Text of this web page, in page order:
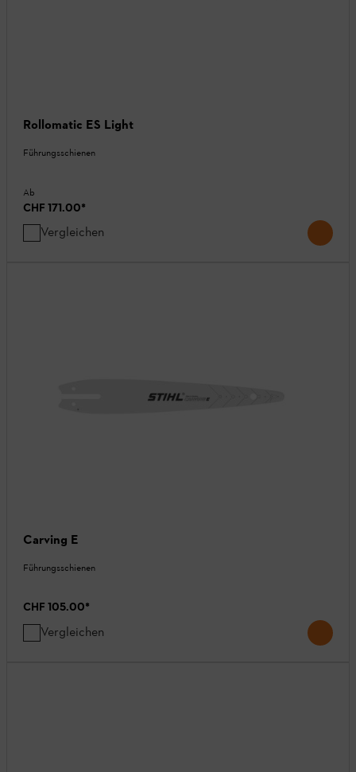
Rollomatic ES Light
Führungsschienen
Ab
CHF 171.00*
Vergleichen
Carving E
Führungsschienen
CHF 105.00*
Vergleichen